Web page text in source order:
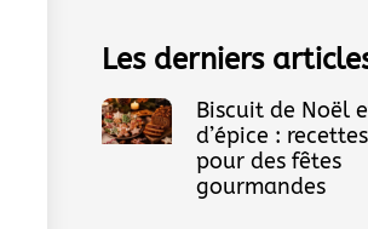
Les derniers
Biscuit de Noël
d’épice :
pour des fêtes
gourmandes